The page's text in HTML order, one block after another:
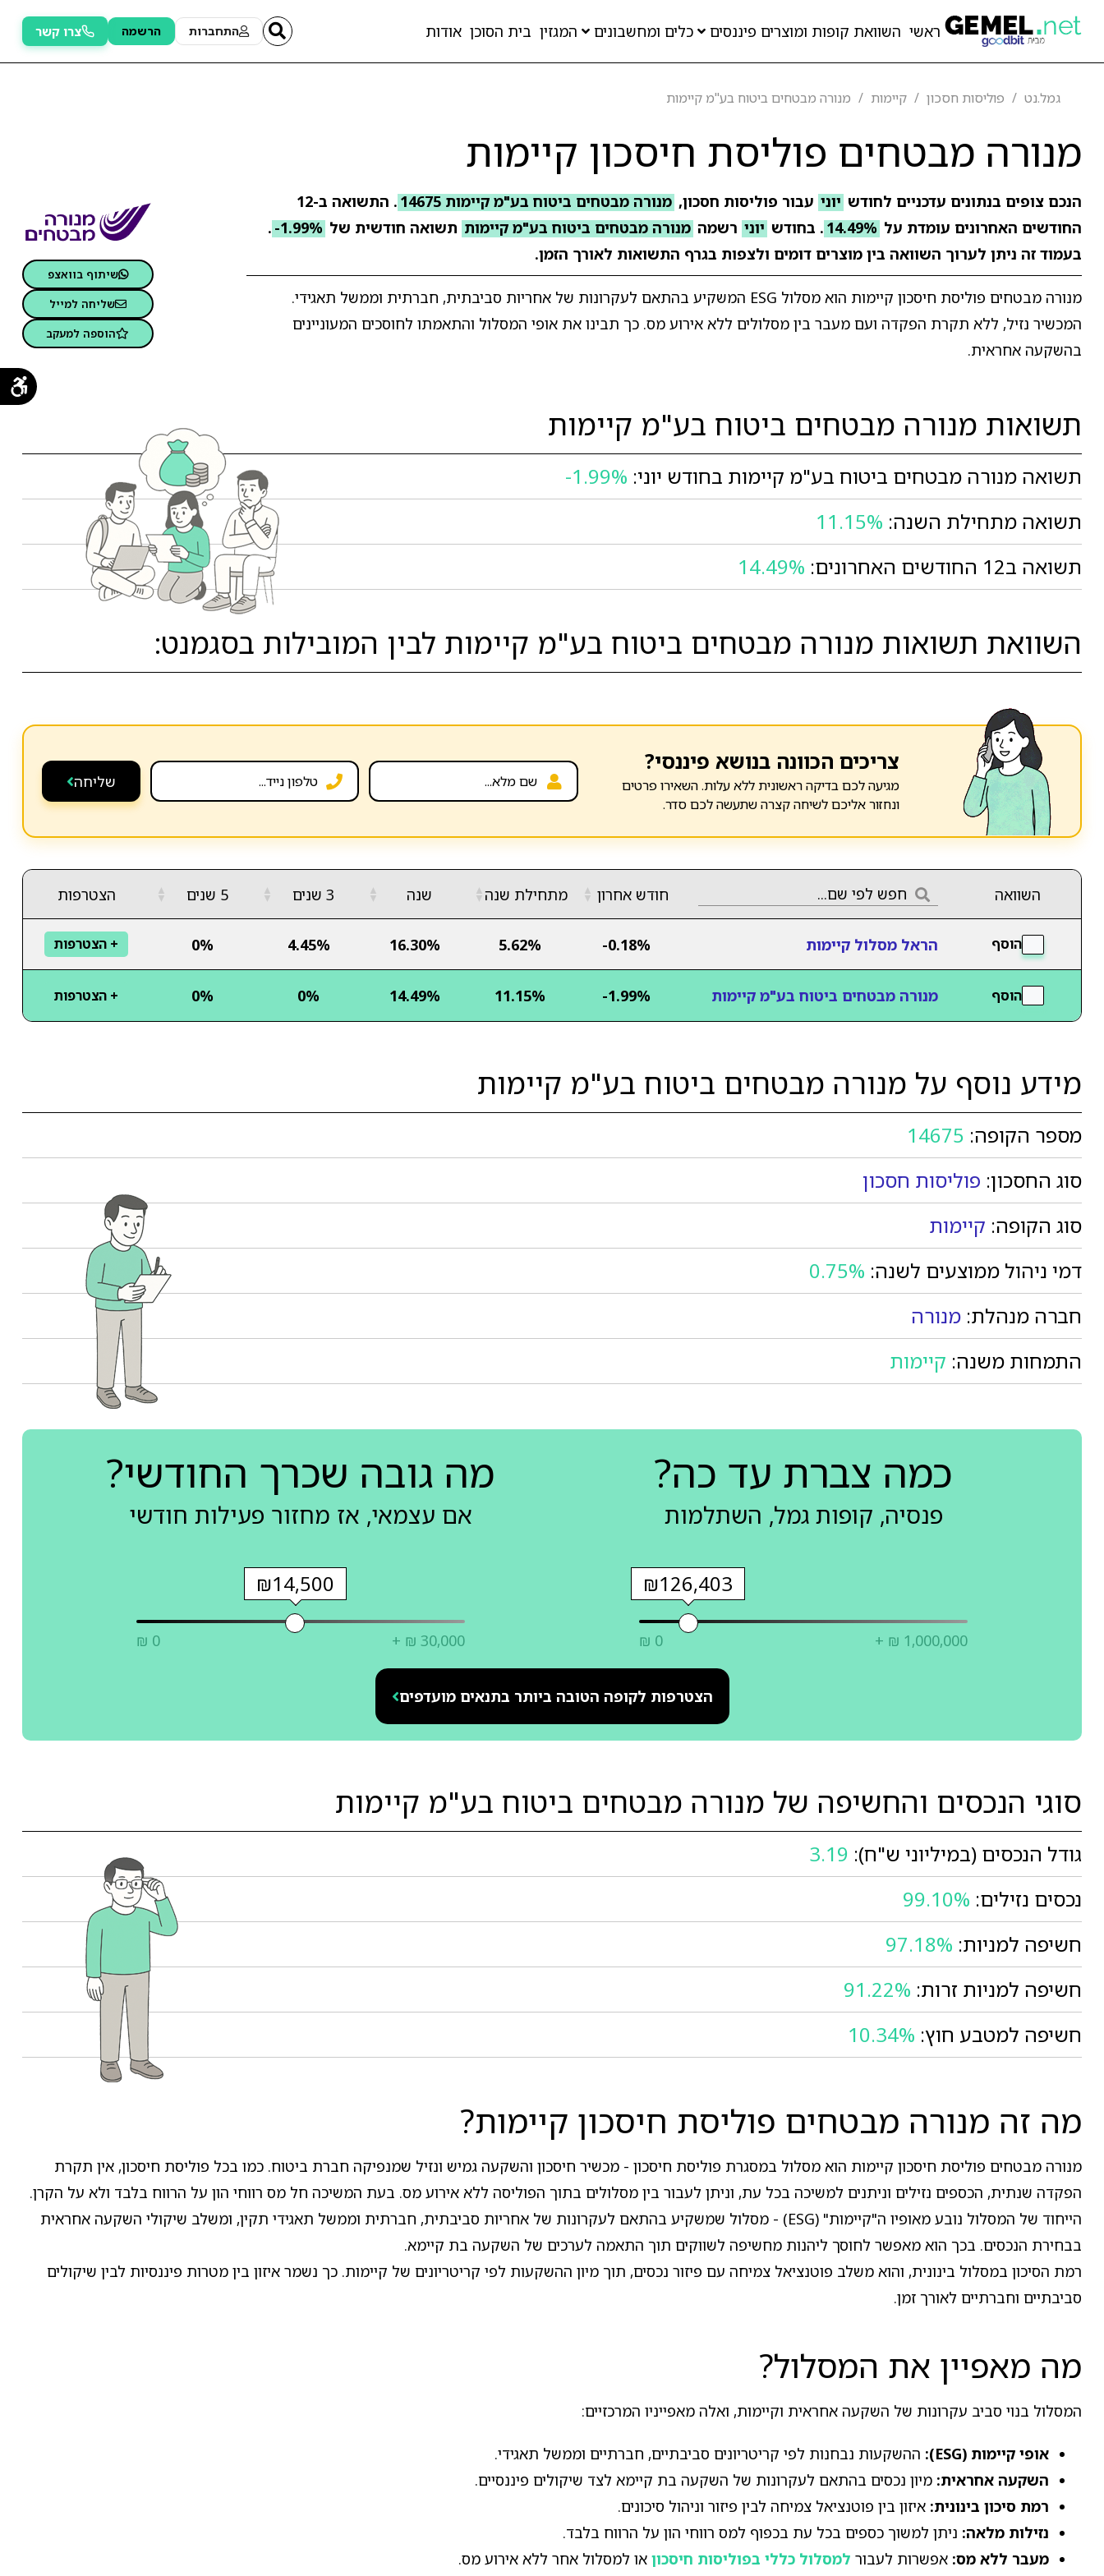
ראשי השוואת קופות ומוצרים פיננסים כלים ומחשבונים המגזין בית הסוכן אודות התחברות הרשמה צרו קשר
גמל.נט פוליסות חסכון קיימות מנורה מבטחים ביטוח בע"מ קיימות
מנורה מבטחים פוליסת חיסכון קיימות
הנכם צופים בנתונים עדכניים לחודש יוני עבור פוליסות חסכון, מנורה מבטחים ביטוח בע"מ קיימות 14675
. התשואה ב-12
החודשים האחרונים עומדת על 14.49% . בחודש יוני רשמה מנורה מבטחים ביטוח בע"מ קיימות תשואה חודשית של -1.99%
.
בעמוד זה ניתן לערוך השוואה בין מוצרים דומים ולצפות בגרף התשואות לאורך הזמן.
מנורה מבטחים פוליסת חיסכון קיימות הוא מסלול ESG המשקיע בהתאם לעקרונות של אחריות סביבתית, חברתית וממשל תאגידי.
המכשיר נזיל, ללא תקרת הפקדה ועם מעבר בין מסלולים ללא אירוע מס. כך תבינו את אופי המסלול והתאמתו לחוסכים המעוניינים
בהשקעה אחראית.
שיתוף בוואצפ
שליחה למייל
הוספה למעקב
תשואות מנורה מבטחים ביטוח בע"מ קיימות
תשואה מנורה מבטחים ביטוח בע"מ קיימות בחודש יוני: -1.99%
תשואה מתחילת השנה: 11.15%
תשואה ב12 החודשים האחרונים:
14.49%
השוואת תשואות מנורה מבטחים ביטוח בע"מ קיימות לבין המובילות בסגמנט:
צריכים הכוונה בנושא פיננסי?
מגיעה לכם בדיקה ראשונית ללא עלות. השאירו פרטים
ונחזור אליכם לשיחה קצרה שתעשה לכם סדר.
שליחה
השוואה חודש אחרון ▲
▼ מתחילת שנה▲
▼ שנה ▲
▼ 3 שנים ▲
▼ 5 שנים ▲
▼ הצטרפות
הוסף הראל מסלול קיימות -0.18%
5.62%
16.30%
4.45%
0% + הצטרפות
הוסף מנורה מבטחים ביטוח בע"מ קיימות -1.99%
11.15%
14.49%
0%
0% + הצטרפות
מידע נוסף על מנורה מבטחים ביטוח בע"מ קיימות
מספר הקופה: 14675
סוג החסכון: פוליסות חסכון
סוג הקופה: קיימות
דמי ניהול ממוצעים לשנה: 0.75%
חברה מנהלת: מנורה
התמחות משנה: קיימות
כמה צברת עד כה?
פנסיה, קופות גמל, השתלמות
₪126,403
₪ 0 + ₪ 1,000,000
מה גובה שכרך החודשי?
אם עצמאי, אז מחזור פעילות חודשי
₪14,500
₪ 0 + ₪ 30,000
הצטרפות לקופה הטובה ביותר בתנאים מועדפים
סוגי הנכסים והחשיפה של מנורה מבטחים ביטוח בע"מ קיימות
גודל הנכסים (במיליוני ש"ח): 3.19
נכסים נזילים: 99.10%
חשיפה למניות: 97.18%
חשיפה למניות זרות: 91.22%
חשיפה למטבע חוץ: 10.34%
מה זה מנורה מבטחים פוליסת חיסכון קיימות?
מנורה מבטחים פוליסת חיסכון קיימות הוא מסלול במסגרת פוליסת חיסכון - מכשיר חיסכון והשקעה גמיש ונזיל שמנפיקה חברת ביטוח. כמו בכל פוליסת חיסכון, אין תקרת
הפקדה שנתית, הכספים נזילים וניתנים למשיכה בכל עת, וניתן לעבור בין מסלולים בתוך הפוליסה ללא אירוע מס. בעת המשיכה חל מס רווחי הון על הרווח בלבד ולא על הקרן.
הייחוד של המסלול נובע מאופיו ה"קיימות" (ESG) - מסלול שמשקיע בהתאם לעקרונות של אחריות סביבתית, חברתית וממשל תאגידי תקין, ומשלב שיקולי השקעה אחראית
בבחירת הנכסים. בכך הוא מאפשר לחוסך ליהנות מחשיפה לשווקים תוך התאמה לערכים של השקעה בת קיימא.
רמת הסיכון במסלול בינונית, והוא משלב פוטנציאל צמיחה עם פיזור נכסים, תוך מיון ההשקעות לפי קריטריונים של קיימות. כך נשמר איזון בין מטרות פיננסיות לבין שיקולים
סביבתיים וחברתיים לאורך זמן.
מה מאפיין את המסלול?
המסלול בנוי סביב עקרונות של השקעה אחראית וקיימות, ואלה מאפייניו המרכזיים:
אופי קיימות (ESG):
ההשקעות נבחנות לפי קריטריונים סביבתיים, חברתיים וממשל תאגידי.
השקעה אחראית: מיון נכסים בהתאם לעקרונות של השקעה בת קיימא לצד שיקולים פיננסיים.
רמת סיכון בינונית: איזון בין פוטנציאל צמיחה לבין פיזור וניהול סיכונים.
נזילות מלאה: ניתן למשוך כספים בכל עת בכפוף למס רווחי הון על הרווח בלבד.
מעבר ללא מס: אפשרות לעבור למסלול כללי בפוליסות חיסכוןאו למסלול אחר ללא אירוע מס.